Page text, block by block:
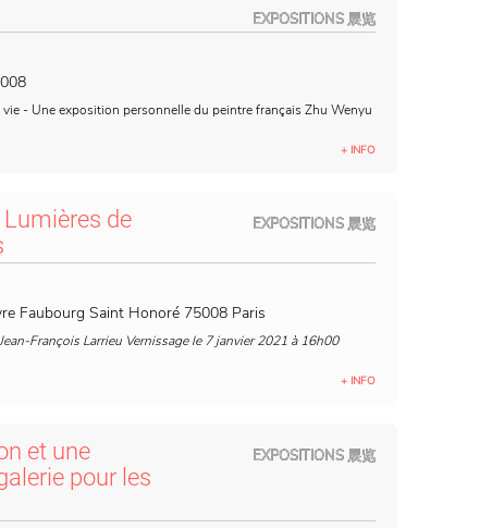
EXPOSITIONS 展览
- Une exposition personnelle du peintre français Zhu Wenyu
+ INFO
de
EXPOSITIONS 展览
Faubourg Saint Honoré 75008 Paris
François Larrieu Vernissage le 7 janvier 2021 à 16h00
+ INFO
et une
pour les
EXPOSITIONS 展览